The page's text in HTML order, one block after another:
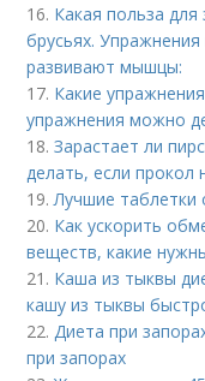
16. Какая польза для
брусьях.
развивают мышцы:
17. Какие
упражнения можно
18.Зарастает ли
делать, если прокол
19.Лучшие таблетки
20. Как ускорить
веществ, какие
21. Каша из тыквы
кашу из тыквы
22.Диета при
при запорах